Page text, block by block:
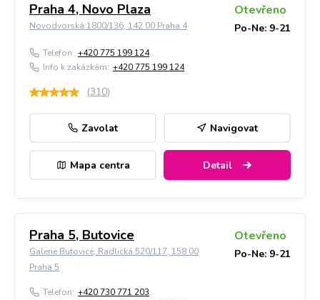
Praha 4, Novo Plaza
Novodvorská 1800/136, 142 00 Praha 4
Otevřeno
Po-Ne: 9-21
Telefon: +420 775 199 124
Info k zakázkám: +420 775 199 124
(310)
Zavolat Navigovat
Mapa centra Detail
Praha 5, Butovice
Galerie Butovice, Radlická 520/117, 158 00
Praha 5
Otevřeno
Po-Ne: 9-21
Telefon: +420 730 771 203